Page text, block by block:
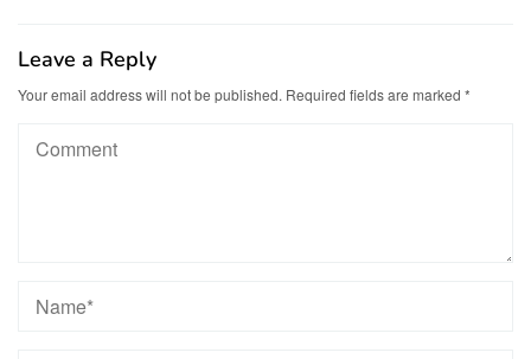
Leave a Reply
Your email address will not be published. Required fields are marked *